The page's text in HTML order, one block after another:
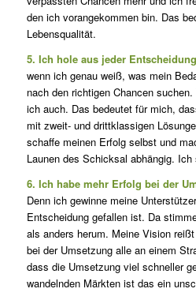
den ich vorangekommen bin. Das
Lebensqualität.
5. Ich hole aus jeder
wenn ich genau weiß, was mein
nach den richtigen Chancen
ich auch. Das bedeutet für mich,
mit zweit- und drittklassigen
schaffe meinen Erfolg selbst und
Launen des Schicksal abhängig.
6. Ich habe mehr Erfolg bei der
Denn ich gewinne meine
Entscheidung gefallen ist. Da
als anders herum. Meine Vision
bei der Umsetzung alle an einem
dass die Umsetzung viel schneller
wandelnden Märkten ist das ein